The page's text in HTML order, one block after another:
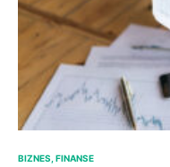
BIZNES, FINANSE